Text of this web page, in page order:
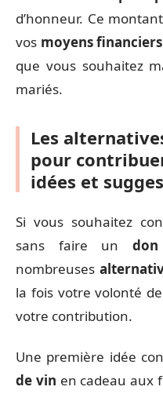
d’honneur. Ce
vos moyens financiers
que vous souhaitez
mariés.
Les
pour
idées et
Si vous souhaitez
sans faire un
nombreuses
la fois votre volonté
votre contribution.
Une première idée
de vin en cadeau aux